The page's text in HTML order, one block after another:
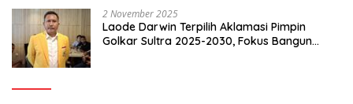
2 November 2025
Laode Darwin Terpilih Aklamasi Pimpin
Golkar Sultra 2025-2030, Fokus Bangun